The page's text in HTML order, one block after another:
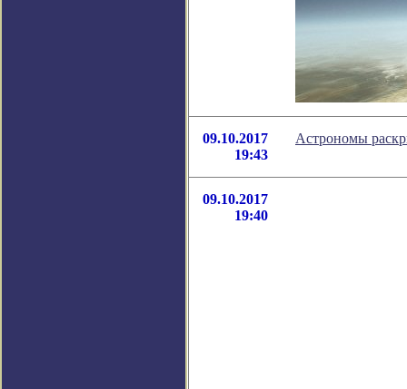
09.10.2017
19:43
Астрономы
09.10.2017
19:40